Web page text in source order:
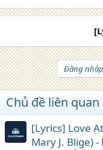
Đăng
Chủ đề liên quan
[Lyrics] Love
Mary J. Blige)